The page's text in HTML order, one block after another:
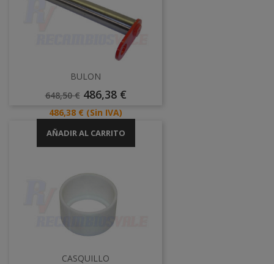
BULON
Precio
648,50 € Precio
486,38 €
Precio
486,38 € (Sin IVA)
AÑADIR AL CARRITO
CASQUILLO